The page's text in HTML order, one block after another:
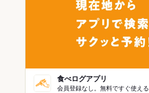
食べログアプリ
会員登録なし。無料ですぐ使える